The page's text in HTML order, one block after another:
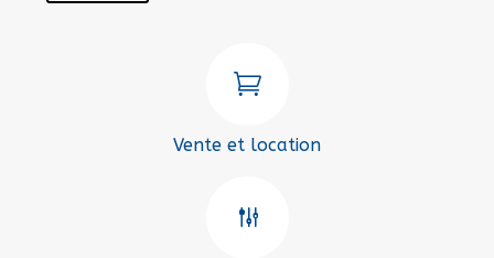

Vente et location
g